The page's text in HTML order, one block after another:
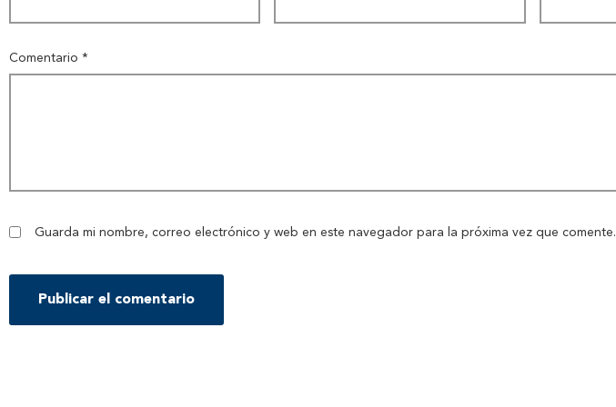
Comentario *
Guarda mi nombre, correo electrónico y web en este navegador para la próxima vez que comente.